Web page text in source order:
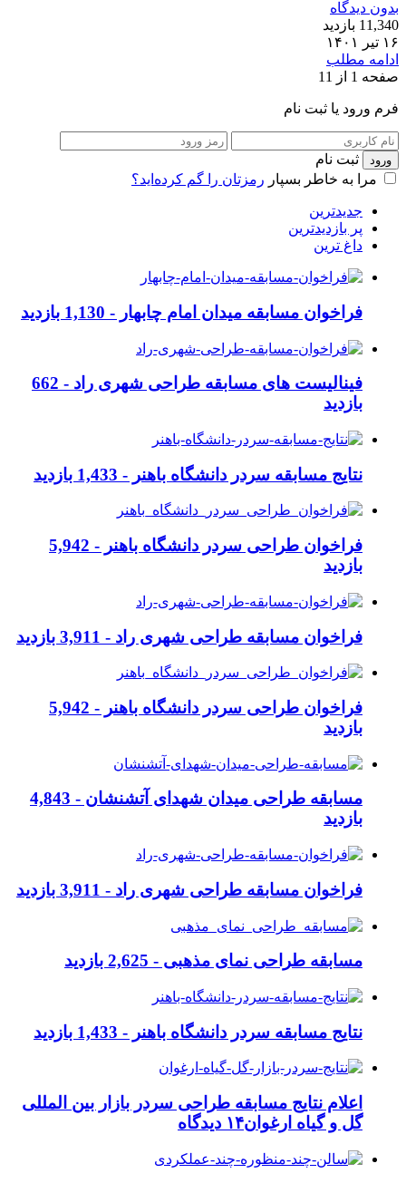
بدون دیدگاه
11,340 بازدید
۱۶ تیر ۱۴۰۱
ادامه مطلب
صفحه 1 از 1
1
فرم ورود یا ثبت نام
ثبت نام
مرا به خاطر بسپار رمزتان را گم کرده‌اید؟
جدیدترین
پر بازدیدترین
داغ ترین
فراخوان مسابقه میدان امام چابهار - 1,130 بازدید
فینالیست های مسابقه طراحی شهری راد - 662
بازدید
نتایج مسابقه سردر دانشگاه باهنر - 1,433 بازدید
فراخوان طراحی سردر دانشگاه باهنر - 5,942
بازدید
فراخوان مسابقه طراحی شهری راد - 3,911 بازدید
فراخوان طراحی سردر دانشگاه باهنر - 5,942
بازدید
مسابقه طراحی میدان شهدای آتشنشان - 4,843
بازدید
فراخوان مسابقه طراحی شهری راد - 3,911 بازدید
مسابقه طراحی نمای مذهبی - 2,625 بازدید
نتایج مسابقه سردر دانشگاه باهنر - 1,433 بازدید
اعلام نتایج مسابقه طراحی سردر بازار بین المللی
گل و گیاه ارغوان۱۴ دیدگاه